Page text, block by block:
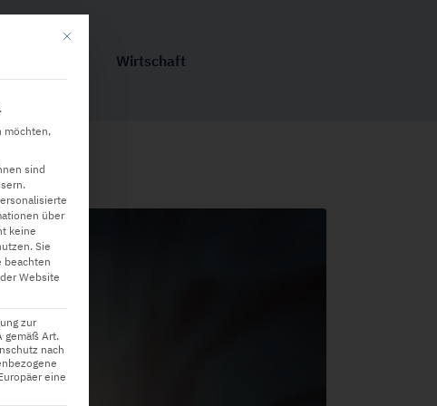
Wirtschaft
Mit diesem Button wird der Dialog geschlossen. Seine Funktionalität ist
möchten,
sind
über
keine
Sie
beachten
Website
zur
gemäß Art.
nach
eine